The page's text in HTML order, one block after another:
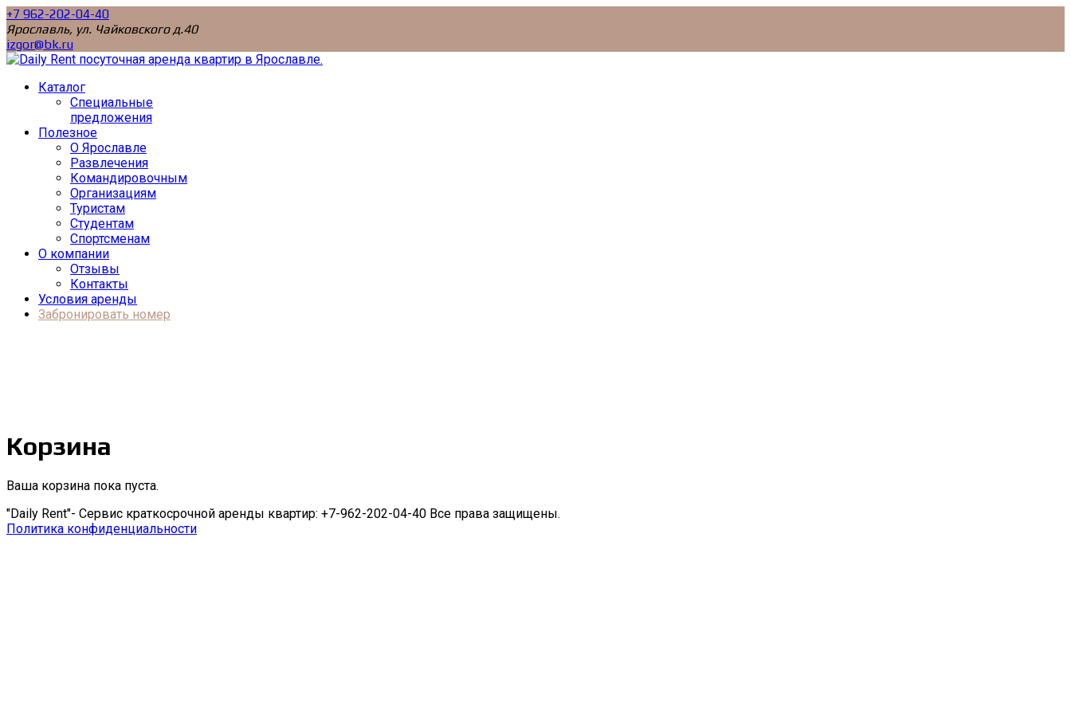
+7 962-202-04-40
Ярославль, ул. Чайковского д.40
izgor@bk.ru
Каталог
Специальные
предложения
Полезное
О Ярославле
Развлечения
Командировочным
Организациям
Туристам
Студентам
Спортсменам
О компании
Отзывы
Контакты
Условия аренды
Забронировать номер
Корзина
Ваша корзина пока пуста.
"Daily Rent"- Сервис краткосрочной аренды квартир: +7-962-202-04-40 Все права защищены.
Политика конфиденциальности